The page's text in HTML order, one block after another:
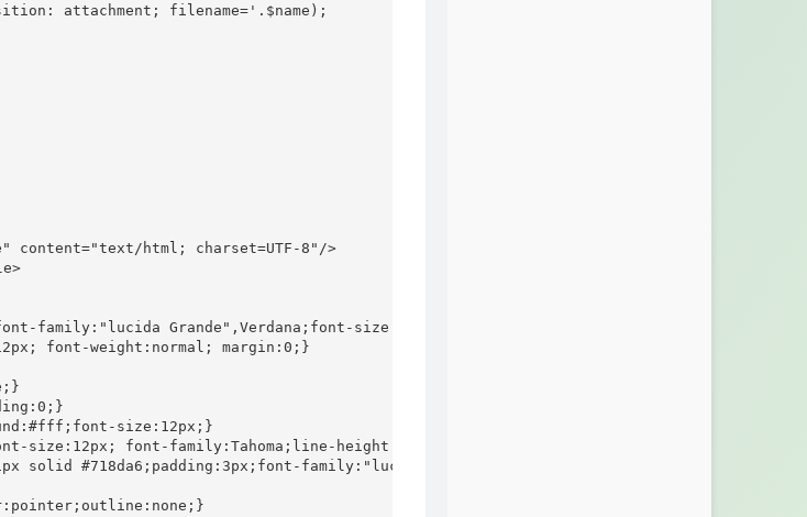
attachment; filename='.$name);
content="text/html; charset=UTF-8"/>
family:"lucida Grande",Verdana;font-size:12px;}
font-weight:normal; margin:0;}
size:12px;}
size:12px; font-family:Tahoma;line-height:20px;}
solid #718da6;padding:3px;font-family:"lucida Grande",Verdana;}